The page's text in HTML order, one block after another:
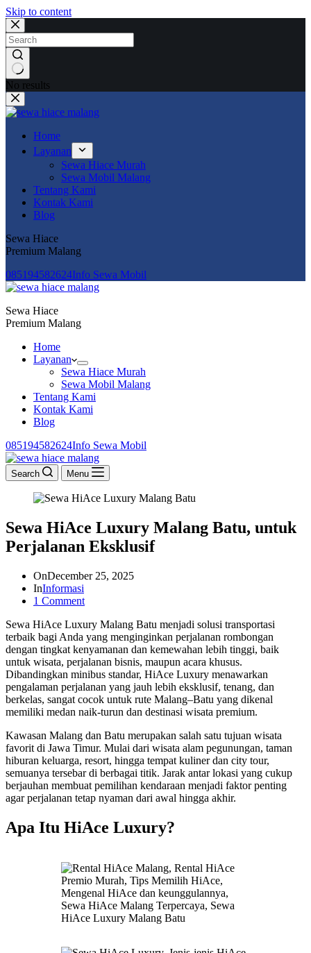
Skip to content
No results
Home
Layanan
Sewa Hiace Murah
Sewa Mobil Malang
Tentang Kami
Kontak Kami
Blog
Sewa Hiace
Premium Malang
085194582624‬Info Sewa Mobil
Sewa Hiace
Premium Malang
Home
Layanan
Sewa Hiace Murah
Sewa Mobil Malang
Tentang Kami
Kontak Kami
Blog
085194582624‬Info Sewa Mobil
Search Menu
Sewa HiAce Luxury Malang Batu, untuk
Perjalanan Eksklusif
OnDecember 25, 2025
InInformasi
1 Comment
Sewa HiAce Luxury Malang Batu menjadi solusi transportasi
terbaik bagi Anda yang menginginkan perjalanan rombongan
dengan tingkat kenyamanan dan kemewahan lebih tinggi, baik
untuk wisata, perjalanan bisnis, maupun acara khusus.
Dibandingkan minibus standar, HiAce Luxury menawarkan
pengalaman perjalanan yang jauh lebih eksklusif, tenang, dan
berkelas, sangat cocok untuk rute Malang–Batu yang dikenal
memiliki medan naik-turun dan destinasi wisata premium.
Kawasan Malang dan Batu merupakan salah satu tujuan wisata
favorit di Jawa Timur. Mulai dari wisata alam pegunungan, taman
hiburan keluarga, resort, hingga tempat kuliner dan city tour,
semuanya tersebar di berbagai titik. Jarak antar lokasi yang cukup
berjauhan membuat pemilihan kendaraan menjadi faktor penting
agar perjalanan tetap nyaman dari awal hingga akhir.
Apa Itu HiAce Luxury?